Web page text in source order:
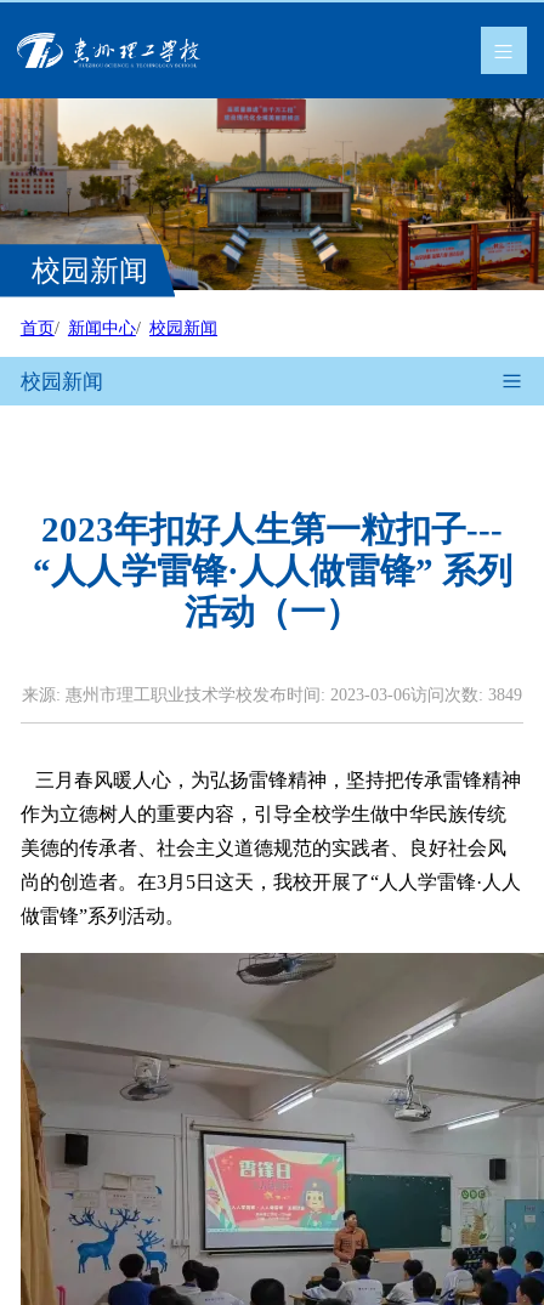
校园新闻
首页 新闻中心 校园新闻
校园新闻
2023年扣好人生第一粒扣子---
“人人学雷锋·人人做雷锋” 系列
活动（一）
来源: 惠州市理工职业技术学校发布时间: 2023-03-06访问次数: 3849
三月春风暖人心，为弘扬雷锋精神，坚持把传承雷锋精神
作为立德树人的重要内容，引导全校学生做中华民族传统
美德的传承者、社会主义道德规范的实践者、良好社会风
尚的创造者。在3月5日这天，我校开展了“人人学雷锋·人人
做雷锋”系列活动。